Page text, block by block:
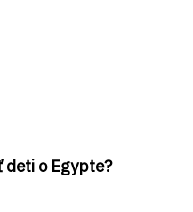
deti o Egypte?